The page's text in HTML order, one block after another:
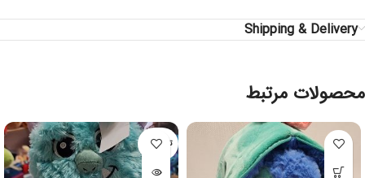
Shipping & Delivery
محصولات مرتبط
تمام شده